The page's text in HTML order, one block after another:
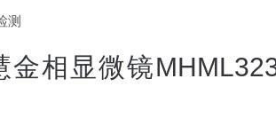
测
金相显微镜